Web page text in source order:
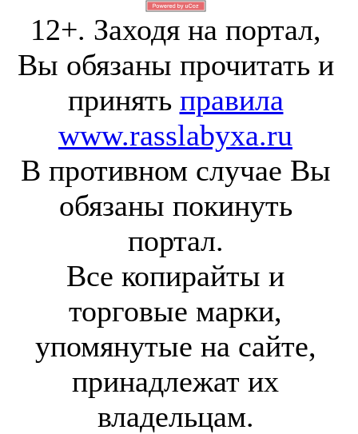
12+. Заходя на портал,
Вы обязаны прочитать и
принять правила
www.rasslabyxa.ru
В противном случае Вы
обязаны покинуть
портал.
Все копирайты и
торговые марки,
упомянутые на сайте,
принадлежат их
владельцам.